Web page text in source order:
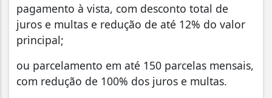
pagamento à vista, com desconto total de
juros e multas e redução de até 12% do valor
principal;
ou parcelamento em até 150 parcelas mensais,
com redução de 100% dos juros e multas.